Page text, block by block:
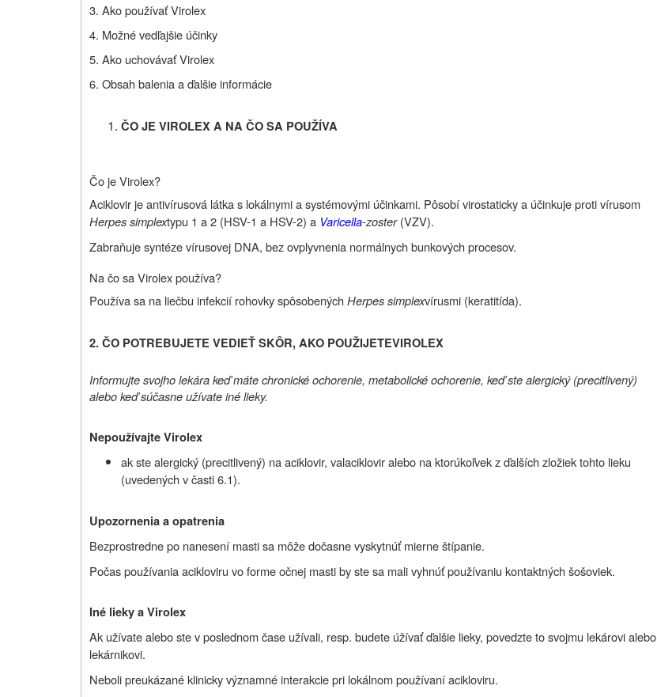
3. Ako používať Virolex
4. Možné vedľajšie účinky
5. Ako uchovávať Virolex
6. Obsah balenia a ďalšie informácie
ČO JE VIROLEX A NA ČO SA POUŽÍVA
Čo je Virolex?
Aciklovir je antivírusová látka s lokálnymi a systémovými účinkami. Pôsobí virostaticky a účinkuje proti vírusom
Herpes simplextypu 1 a 2 (HSV-1 a HSV-2) a Varicella-zoster (VZV).
Zabraňuje syntéze vírusovej DNA, bez ovplyvnenia normálnych bunkových procesov.
Na čo sa Virolex používa?
Používa sa na liečbu infekcií rohovky spôsobenýchHerpes simplexvírusmi (keratitída).
2. ČO POTREBUJETE VEDIEŤSKÔR, AKO POUŽIJETEVIROLEX
Informujte svojho lekára keď máte chronické ochorenie, metabolické ochorenie, keď ste alergický (precitlivený)
alebo keď súčasne užívate iné lieky.
Nepoužívajte Virolex
ak stealergický (precitlivený) na aciklovir, valaciklovir alebo na ktorúkoľvek z ďalších zložiek tohto lieku
(uvedených v časti 6.1).
Upozornenia a opatrenia
Bezprostredne po nanesení masti sa môže dočasne vyskytnúť mierne štípanie.
Počas používania acikloviru vo forme očnej masti by ste sa mali vyhnúť používaniu kontaktných šošoviek.
Iné lieky a Virolex
Ak užívate alebo ste v poslednom čase užívali, resp. budete úžívať ďalšie lieky, povedzte to svojmu lekárovi alebo
lekárnikovi.
Neboli preukázané klinicky významné interakcie pri lokálnom používaní acikloviru.